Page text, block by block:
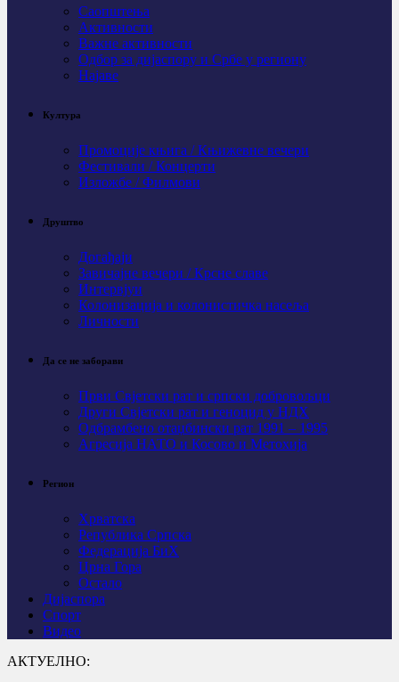
Саопштења
Активности
Важне активности
Одбор за дијаспору и Србе у региону
Најаве
Култура
Промоције књига / Књижевне вечери
Фестивали / Концерти
Изложбе / Филмови
Друштво
Догађаји
Завичајне вечери / Крсне славе
Интервјуи
Колонизација и колонистичка насеља
Личности
Да се не заборави
Први Свјeтски рат и српски добровољци
Други Свјетски рат и геноцид у НДХ
Одбрамбено отаџбински рат 1991 – 1995
Агресија НАТО и Косово и Метохија
Регион
Хрватска
Република Српска
Федерација БиХ
Црна Гора
Остало
Дијаспора
Спорт
Видео
АКТУЕЛНО: